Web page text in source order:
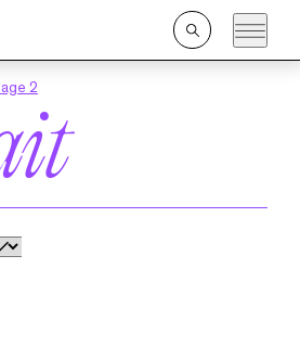
la navigation
contenu principal
Ouvrir
la
2